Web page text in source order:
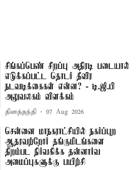
சிங்கப்பெண் சிறப்பு அதிரடி படையால்
எடுக்கப்பட்ட தொடர் தீவிர
நடவடிக்கைகள் என்ன? - டி.ஜி.பி
அலுவலகம் விளக்கம்
தினத்தந்தி 07 Aug 2026
சென்னை மாநகராட்சியில் நகர்ப்புற
ஆதரவற்றோர் தங்குமிடங்களை
திறம்பட நிர்வகிக்க தன்னார்வ
அமைப்புகளுக்கு பயிற்சி